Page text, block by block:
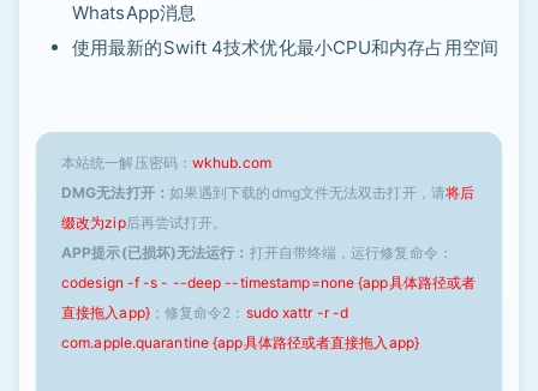
WhatsApp消息
使用最新的Swift 4技术优化最小CPU和内存占用空间
本站统一解压密码： wkhub.com
DMG无法打开： 如果遇到下载的dmg文件无法双击打开，请将后
缀改为zip后再尝试打开。
APP提示(已损坏)无法运行： 打开自带终端，运行修复命令：
codesign -f -s - --deep --timestamp=none {app具体路径或者
直接拖入app}；修复命令2： sudo xattr -r -d
com.apple.quarantine {app具体路径或者直接拖入app}